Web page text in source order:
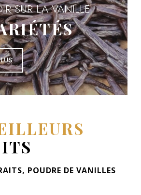
SUR LA VANILLE
EN SAVOIR PLUS
POUDRE DE VANILLES